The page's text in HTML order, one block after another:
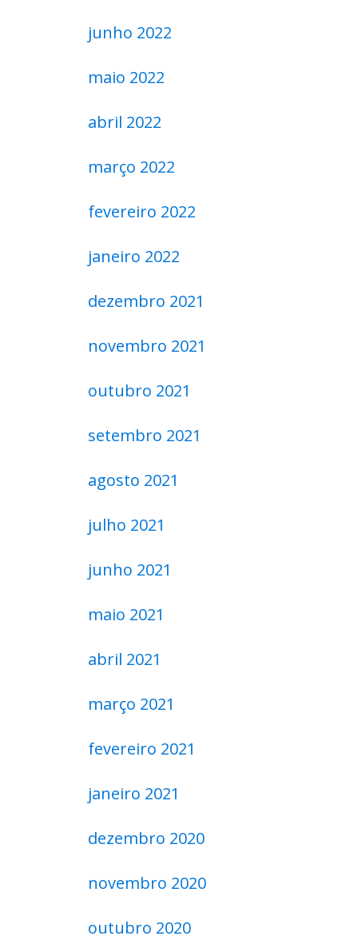
junho 2022
maio 2022
abril 2022
março 2022
fevereiro 2022
janeiro 2022
dezembro 2021
novembro 2021
outubro 2021
setembro 2021
agosto 2021
julho 2021
junho 2021
maio 2021
abril 2021
março 2021
fevereiro 2021
janeiro 2021
dezembro 2020
novembro 2020
outubro 2020